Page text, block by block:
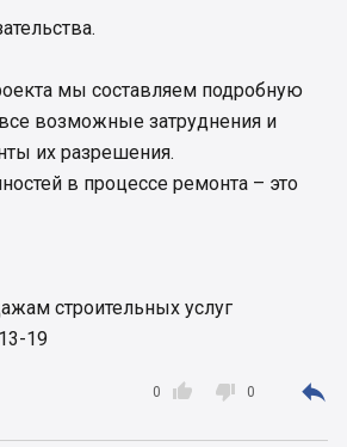
мы составляем подробную
возможные затруднения и
их разрешения.
в процессе ремонта – это
строительных услуг
19

0  0 